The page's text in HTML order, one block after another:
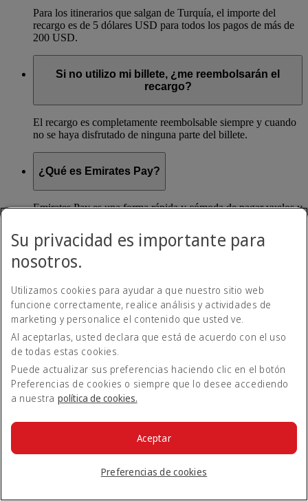
Para los itinerarios que salgan de Turquía, el importe del
recargo es de 5 dólares USD para todos los pagos de más de
200 USD.
Si no utilizo mi billete, ¿me reembolsarán el
recargo?
El recargo es completamente reembolsable siempre y cuando
no se haya disfrutado de ninguna parte del billete.
¿Qué es Emirates Pay?
Emirates Pay es una forma rápida y cómoda de pagar vuelos y
Emirates Pay, desarrollado en colaboración con Deutsche
Bank y la IATA, ofrece una mayor seguridad con una nueva
opción de pago contactless.
¿Cómo puedo utilizar Emirates Pay?
automáticamente la opción de pagar con Emirates Pay. Puede
vincular su cuenta bancaria a Emirates Pay de forma segura y
completar su reserva.
Volver a Todos los temas Volver arriba
Todos los temas de preguntas frecuentes
Alteraciones de viaje
Nuestros otros productos
Su privacidad es importante para
nosotros.
Utilizamos cookies para ayudar a que nuestro sitio web
funcione correctamente, realice análisis y actividades de
marketing y personalice el contenido que usted ve.
Al aceptarlas, usted declara que está de acuerdo con el uso
de todas estas cookies.
Puede actualizar sus preferencias haciendo clic en el botón
Preferencias de cookies o siempre que lo desee accediendo
a nuestra política de cookies.
Preferencias de cookies
Aceptar